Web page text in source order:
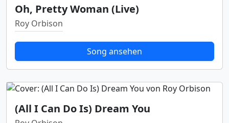
Oh, Pretty Woman (Live)
Roy Orbison
Song ansehen
(All I Can Do Is) Dream You